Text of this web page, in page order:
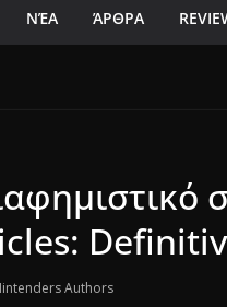
ΝΈΑ ΆΡΘΡΑ
Authors